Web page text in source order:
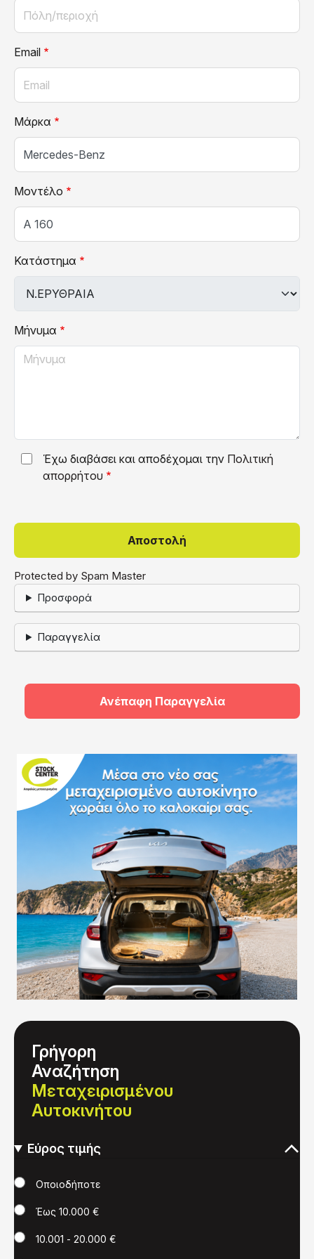
Email
Μάρκα
Μοντέλο
Κατάστημα
Μήνυμα
Έχω διαβάσει και αποδέχομαι την Πολιτική
απορρήτου
Protected by Spam Master
Προσφορά
Παραγγελία
Ανέπαφη Παραγγελία
Γρήγορη
Αναζήτηση
Μεταχειρισμένου
Αυτοκινήτου
Εύρος τιμής
ΤιμήΟποιοδήποτε
Έως 10.000 €
10.001 - 20.000 €